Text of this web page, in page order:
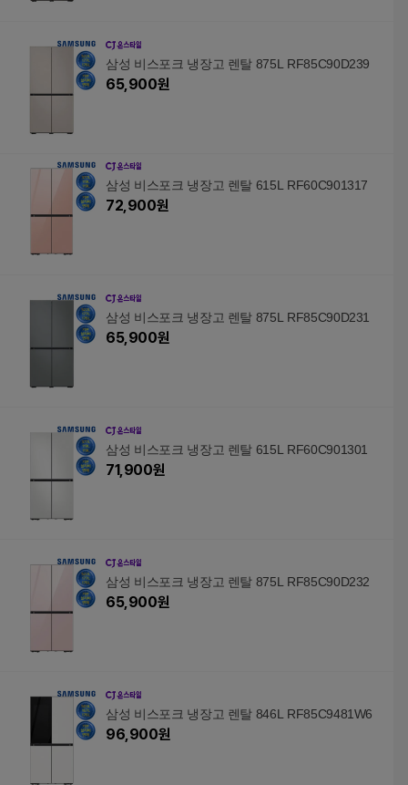
삼성 비스포크 냉장고 렌탈 875L RF85C90D239
65,900원
삼성 비스포크 냉장고 렌탈 615L RF60C901317
72,900원
삼성 비스포크 냉장고 렌탈 875L RF85C90D231
65,900원
삼성 비스포크 냉장고 렌탈 615L RF60C901301
71,900원
삼성 비스포크 냉장고 렌탈 875L RF85C90D232
65,900원
삼성 비스포크 냉장고 렌탈 846L RF85C9481W6
96,900원